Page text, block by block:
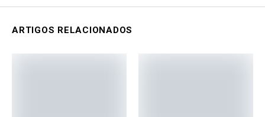
ARTIGOS RELACIONADOS